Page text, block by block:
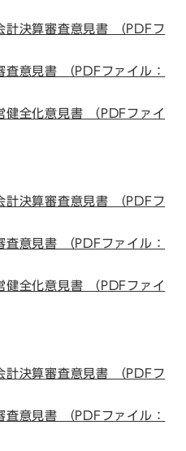
計決算審査意見書 （PDFフ
査意見書 （PDFファイル：
健全化意見書 （PDFファイ
計決算審査意見書 （PDFフ
査意見書 （PDFファイル：
健全化意見書 （PDFファイ
計決算審査意見書 （PDFフ
査意見書 （PDFファイル：